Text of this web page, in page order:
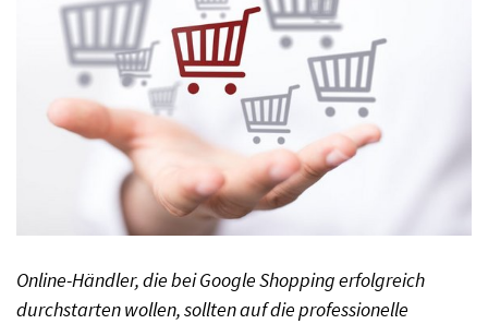
Online-Händler, die bei Google Shopping erfolgreich
durchstarten wollen, sollten auf die professionelle